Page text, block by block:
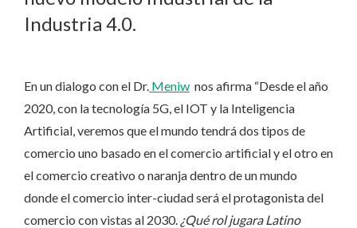
Industria 4.0.
En un dialogo con el Dr. Meniw nos afirma “Desde el año
2020, con la tecnología 5G, el IOT y la Inteligencia
Artificial, veremos que el mundo tendrá dos tipos de
comercio uno basado en el comercio artificial y el otro en
el comercio creativo o naranja dentro de un mundo
donde el comercio inter-ciudad será el protagonista del
comercio con vistas al 2030. ¿Qué rol jugara Latino